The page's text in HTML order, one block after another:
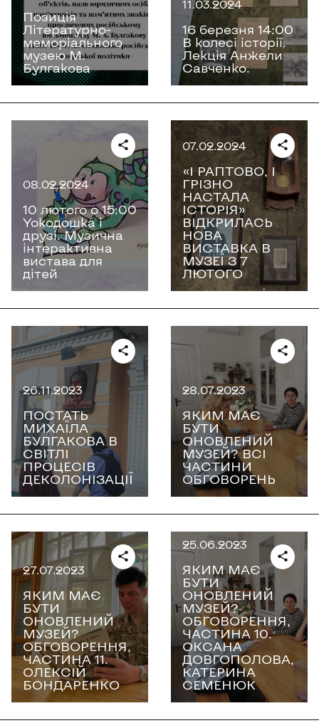
Позиція
Літературно-
меморіального
музею М.
Булгакова
11.03.2024
16 березня 14:00
В колесі історії.
Лекція Анжели
Савченко.
08.02.2024
10 лютого о 15:00
Yokoдошка і
друзі. Музична
інтерактивна
вистава для
дітей
07.02.2024
«І РАПТОВО, І
ГРІЗНО
НАСТАЛА
ІСТОРІЯ»
ВІДКРИЛАСЬ
НОВА
ВИСТАВКА В
МУЗЕЇ З 7
ЛЮТОГО
26.11.2023
ПОСТАТЬ
МИХАЇЛА
БУЛГАКОВА В
СВІТЛІ
ПРОЦЕСІВ
ДЕКОЛОНІЗАЦІЇ
28.07.2023
ЯКИМ МАЄ
БУТИ
ОНОВЛЕНИЙ
МУЗЕЙ? ВСІ
ЧАСТИНИ
ОБГОВОРЕНЬ
27.07.2023
ЯКИМ МАЄ
БУТИ
ОНОВЛЕНИЙ
МУЗЕЙ?
ОБГОВОРЕННЯ,
ЧАСТИНА 11.
ОЛЕКСІЙ
БОНДАРЕНКО
25.06.2023
ЯКИМ МАЄ
БУТИ
ОНОВЛЕНИЙ
МУЗЕЙ?
ОБГОВОРЕННЯ,
ЧАСТИНА 10.
ОКСАНА
ДОВГОПОЛОВА,
КАТЕРИНА
СЕМЕНЮК